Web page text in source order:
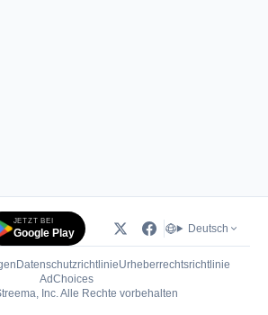
JETZT BEI
Google Play Deutsch
DatenschutzrichtlinieUrheberrechtsrichtlinie
AdChoices(öffnet in neuem Tab)
Inc. Alle Rechte vorbehalten